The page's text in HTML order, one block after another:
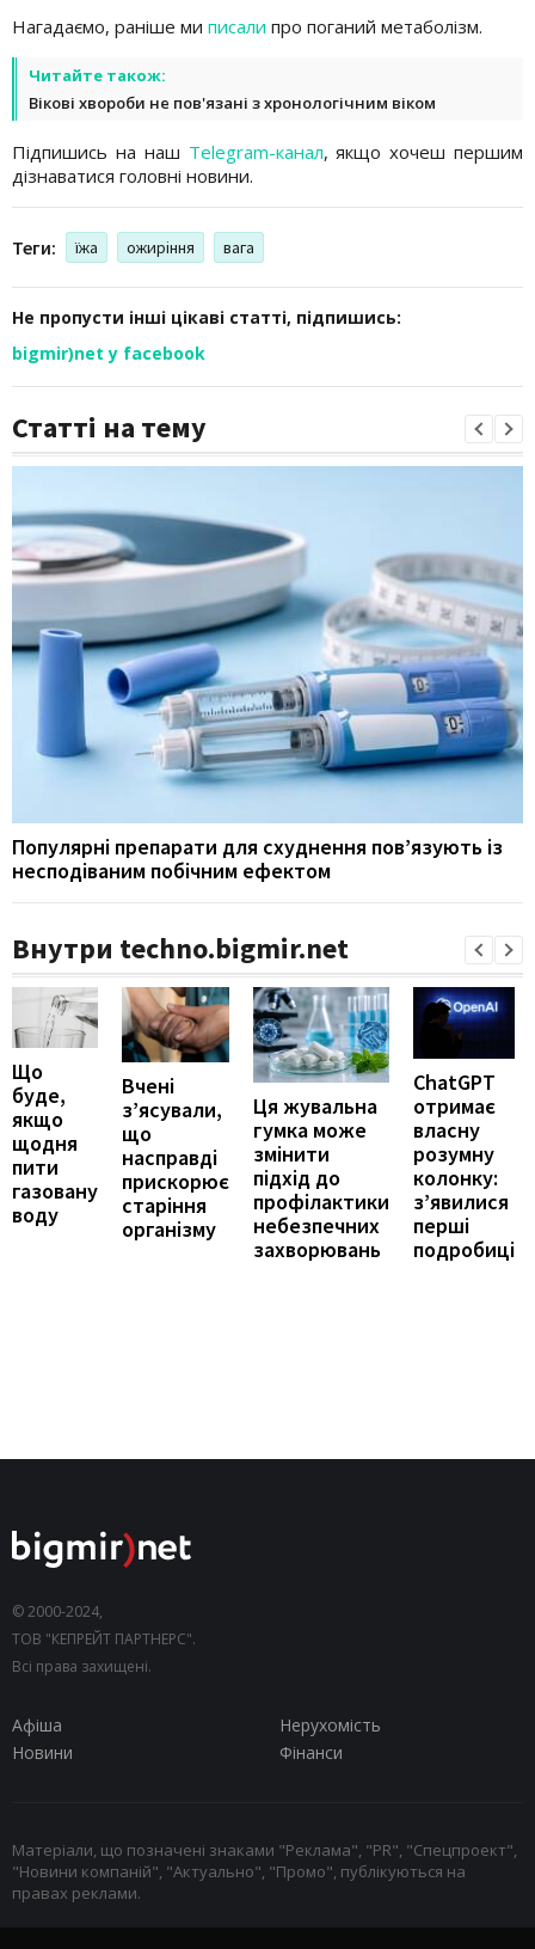
Нагадаємо, раніше ми писали про поганий метаболізм.
Читайте також:
Вікові хвороби не пов'язані з хронологічним віком
Підпишись на наш Telegram-канал, якщо хочеш першим
дізнаватися головні новини.
Теги: їжа ожиріння вага
Не пропусти інші цікаві статті, підпишись:
bigmir)net у facebook
Статті на тему
Популярні препарати для схуднення пов’язують із
несподіваним побічним ефектом
Внутри techno.bigmir.net
Що
буде,
якщо
щодня
пити
газовану
воду
Вчені
з’ясували,
що
насправді
прискорює
старіння
організму
Ця жувальна
гумка може
змінити
підхід до
профілактики
небезпечних
захворювань
ChatGPT
отримає
власну
розумну
колонку:
з’явилися
перші
подробиці
© 2000-2024,
ТОВ "КЕПРЕЙТ ПАРТНЕРС".
Всі права захищені.
Афіша
Нерухомість
Новини
Фінанси
Матеріали, що позначені знаками "Реклама", "PR", "Спецпроект",
"Новини компаній", "Актуально", "Промо", публікуються на
правах реклами.